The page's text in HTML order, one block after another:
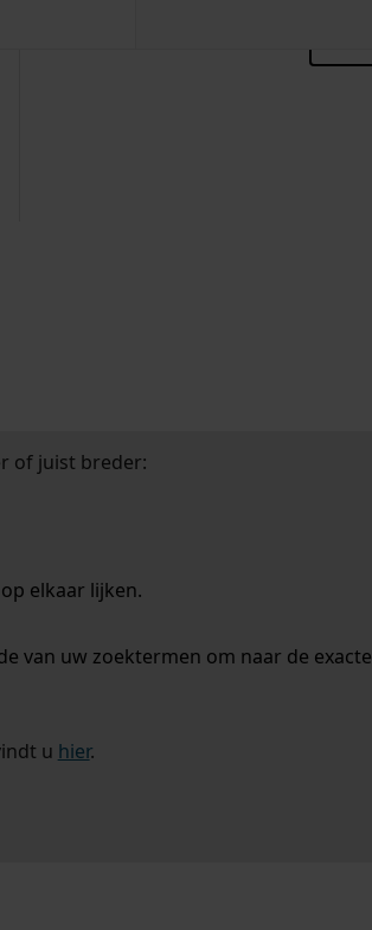
of juist breder:
elkaar lijken.
van uw zoektermen om naar de exacte
u hier.